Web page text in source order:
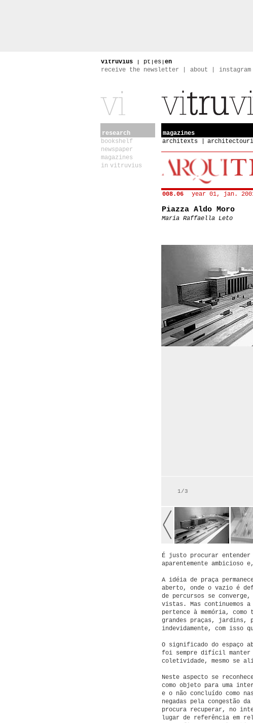
vitruvius | pt | es | en
receive the newsletter
about instagram
research
bookshelf
newspaper
magazines
in vitruvius
magazines
architexts
008.06
year 01, jan.
Piazza Aldo Moro
Maria Raffaella Leto
1/3
É justo procurar entender
aparentemente
A idéia de praça
aberto, onde o vazio é
de percursos se
vistas. Mas continuemos
pertence à memória,
grandes praças, jardins,
indevidamente, com isso
O significado do espaço
foi sempre difícil
coletividade, mesmo se
Neste aspecto se
como objeto para uma
e o não concluído como
negadas pela congestão
procura recuperar, no
lugar de referência em